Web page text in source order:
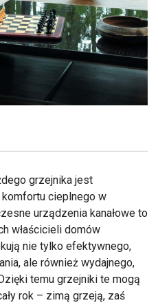
grzejnika jest
cieplnego w
urządzenia kanałowe to
właścicieli domów
nie tylko efektywnego,
ale również wydajnego,
temu grzejniki te mogą
rok – zimą grzeją, zaś